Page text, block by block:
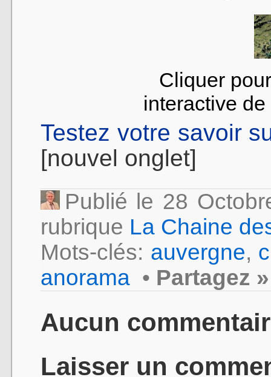
Cliquer
interactive
Testez votre savoir
[nouvel onglet]
Publié le 28
rubrique La Chaine
Mots-clés: auvergne,
anorama • Partagez »
Aucun
Laisser un